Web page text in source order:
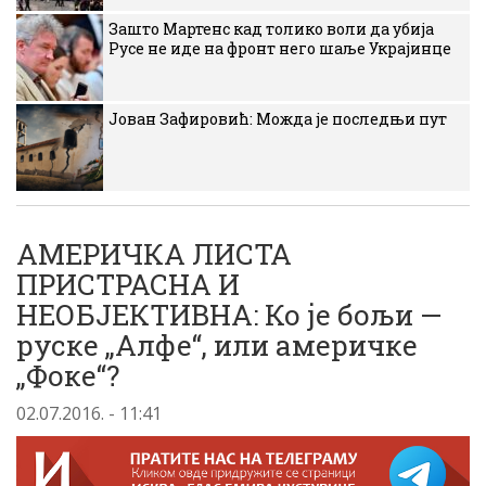
Зашто Мартенс кад толико воли да убија
Русе не иде на фронт него шаље Украјинце
Јован Зафировић: Можда је последњи пут
АМЕРИЧКА ЛИСТА
ПРИСТРАСНА И
НЕОБЈЕКТИВНА: Ко је бољи —
руске „Алфе“, или америчке
„Фоке“?
02.07.2016. - 11:41